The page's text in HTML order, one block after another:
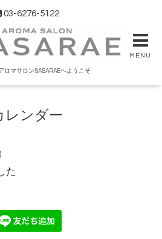
03-6276-5122
MENU
ロマサロンSASARAEへようこそ
レンダー
た